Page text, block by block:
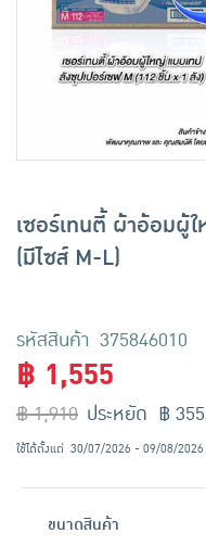
ขนมขบเคี้ยว และช็อคโกแลต
อาหารสด ผัก ผลไม้และเบเกอรี่
เซอร์เทนตี้ ผ้าอ้อมผู้
(มีไซส์ M-L)
รหัสสินค้า 375846010
฿ 1,555
฿ 1,910 ประหยัด ฿ 355
ใช้ได้ตั้งแต่ 30/07/2026 - 09/08/2026
ขนาดสินค้า